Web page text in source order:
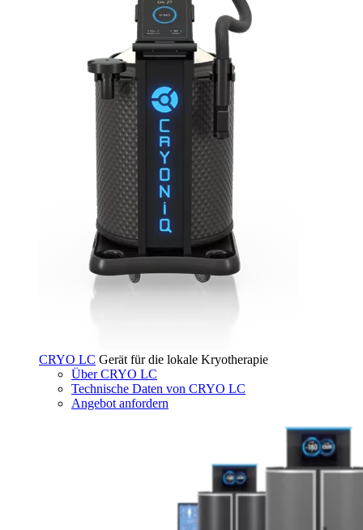
CRYO LC Gerät für die lokale Kryotherapie
Über CRYO LC
Technische Daten von CRYO LC
Angebot anfordern